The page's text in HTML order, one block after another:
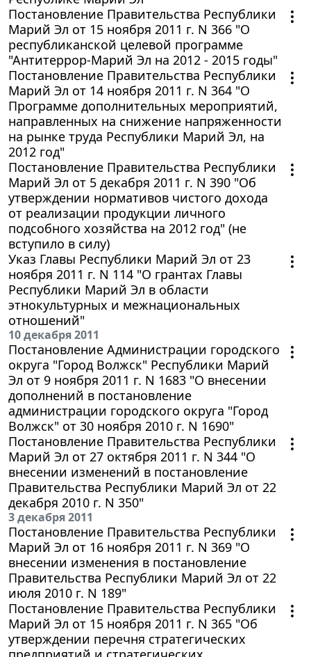
Постановление Правительства Республики
Марий Эл от 15 ноября 2011 г. N 366 "О
республиканской целевой программе
"Антитеррор-Марий Эл на 2012 - 2015 годы"
Постановление Правительства Республики
Марий Эл от 14 ноября 2011 г. N 364 "О
Программе дополнительных мероприятий,
направленных на снижение напряженности
на рынке труда Республики Марий Эл, на
2012 год"
Постановление Правительства Республики
Марий Эл от 5 декабря 2011 г. N 390 "Об
утверждении нормативов чистого дохода
от реализации продукции личного
подсобного хозяйства на 2012 год" (не
вступило в силу)
Указ Главы Республики Марий Эл от 23
ноября 2011 г. N 114 "О грантах Главы
Республики Марий Эл в области
этнокультурных и межнациональных
отношений"
10 декабря 2011
Постановление Администрации городского
округа "Город Волжск" Республики Марий
Эл от 9 ноября 2011 г. N 1683 "О внесении
дополнений в постановление
администрации городского округа "Город
Волжск" от 30 ноября 2010 г. N 1690"
Постановление Правительства Республики
Марий Эл от 27 октября 2011 г. N 344 "О
внесении изменений в постановление
Правительства Республики Марий Эл от 22
декабря 2010 г. N 350"
3 декабря 2011
Постановление Правительства Республики
Марий Эл от 16 ноября 2011 г. N 369 "О
внесении изменения в постановление
Правительства Республики Марий Эл от 22
июля 2010 г. N 189"
Постановление Правительства Республики
Марий Эл от 15 ноября 2011 г. N 365 "Об
утверждении перечня стратегических